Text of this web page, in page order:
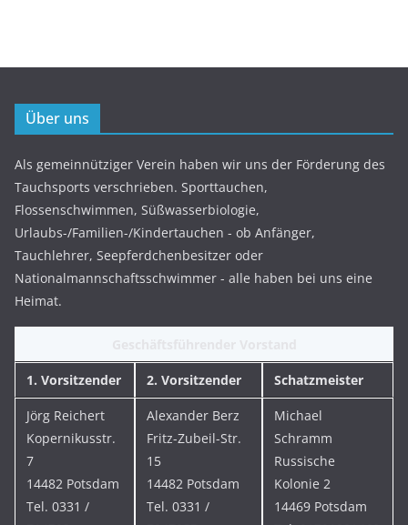
Über uns
Als gemeinnütziger Verein haben wir uns der Förderung des
Tauchsports verschrieben. Sporttauchen,
Flossenschwimmen, Süßwasserbiologie,
Urlaubs-/Familien-/Kindertauchen - ob Anfänger,
Tauchlehrer, Seepferdchenbesitzer oder
Nationalmannschaftsschwimmer - alle haben bei uns eine
Heimat.
1. Vorsitzender 2. Vorsitzender Schatzmeister
Jörg Reichert
Kopernikusstr.
7
14482 Potsdam
Tel. 0331 /
Alexander Berz
Fritz-Zubeil-Str.
15
14482 Potsdam
Tel. 0331 /
Michael
Schramm
Russische
Kolonie 2
14469 Potsdam